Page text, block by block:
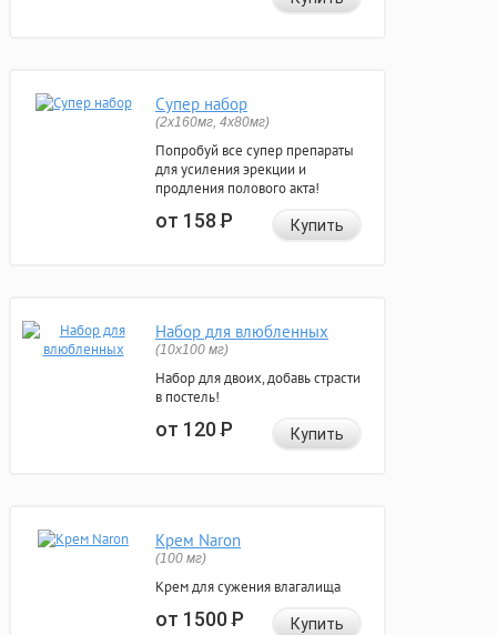
Супер набор
(2х160мг, 4х80мг)
Попробуй все супер препараты
для усиления эрекции и
продления полового акта!
от 158Р Купить
Набор для влюбленных
(10х100 мг)
Набор для двоих, добавь страсти
в постель!
от 120Р Купить
Крем Naron
(100 мг)
Крем для сужения влагалища
от 1500Р Купить